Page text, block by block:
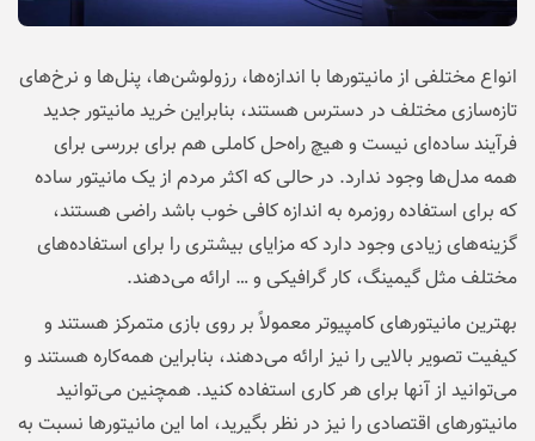
انواع مختلفی از مانیتورها با اندازه‌ها، رزولوشن‌ها، پنل‌ها و نرخ‌های
تازه‌سازی مختلف در دسترس هستند، بنابراینخرید مانیتورجدید
فرآیند ساده‌ای نیست و هیچ راه‌حل کاملی هم برای بررسی برای
همه مدل‌ها وجود ندارد. در حالی که اکثر مردم از یک مانیتور ساده
که برای استفاده روزمره به اندازه کافی خوب باشد راضی هستند،
گزینه‌های زیادی وجود دارد که مزایای بیشتری را برای استفاده‌های
مختلف مثل گیمینگ، کار گرافیکی و … ارائه می‌دهند.
بهترین مانیتورهای کامپیوتر معمولاً بر روی بازی متمرکز هستند و
کیفیت تصویر بالایی را نیز ارائه می‌دهند، بنابراین همه‌کاره هستند و
می‌توانید از آنها برای هر کاری استفاده کنید. همچنین می‌توانید
مانیتورهای اقتصادی را نیز در نظر بگیرید، اما این مانیتورها نسبت به